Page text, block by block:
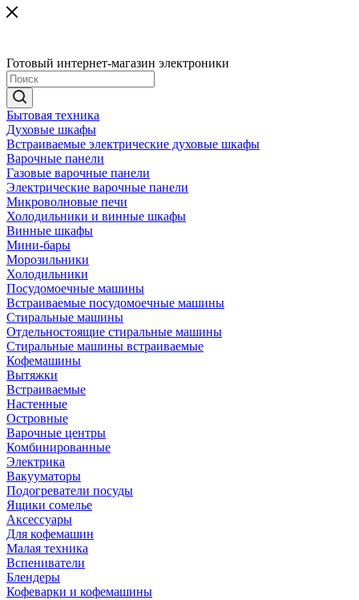
Готовый интернет-магазин электроники
Бытовая техника
Духовые шкафы
Встраиваемые электрические духовые шкафы
Варочные панели
Газовые варочные панели
Электрические варочные панели
Микроволновые печи
Холодильники и винные шкафы
Винные шкафы
Мини-бары
Морозильники
Холодильники
Посудомоечные машины
Встраиваемые посудомоечные машины
Стиральные машины
Отдельностоящие стиральные машины
Стиральные машины встраиваемые
Кофемашины
Вытяжки
Встраиваемые
Настенные
Островные
Варочные центры
Комбинированные
Электрика
Вакууматоры
Подогреватели посуды
Ящики сомелье
Аксессуары
Для кофемашин
Малая техника
Вспениватели
Блендеры
Кофеварки и кофемашины